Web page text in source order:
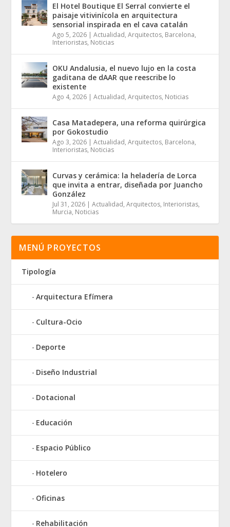
El Hotel Boutique El Serral convierte el
paisaje vitivinícola en arquitectura
sensorial inspirada en el cava catalán
Ago 5, 2026 |Actualidad,Arquitectos, Barcelona,
Interioristas, Noticias
OKU Andalusia, el nuevo lujo en la costa
gaditana de dAAR que reescribe lo
existente
Ago 4, 2026 |Actualidad,Arquitectos, Noticias
Casa Matadepera, una reforma quirúrgica
por Gokostudio
Ago 3, 2026 |Actualidad,Arquitectos, Barcelona,
Interioristas, Noticias
Curvas y cerámica: la heladería de Lorca
que invita a entrar, diseñada por Juancho
González
Jul 31, 2026 |Actualidad,Arquitectos, Interioristas,
Murcia, Noticias
MENÚ PROYECTOS
Tipología
Arquitectura Efímera
Cultura-Ocio
Deporte
Diseño Industrial
Dotacional
Educación
Espacio Público
Hotelero
Oficinas
Rehabilitación